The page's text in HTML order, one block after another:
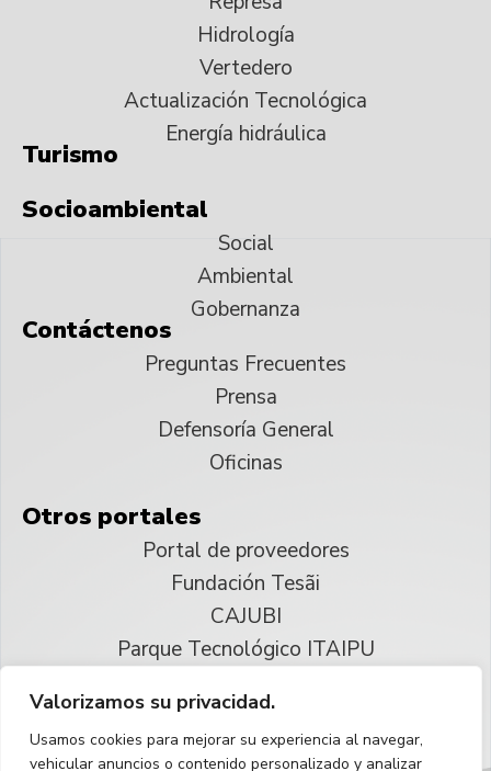
Valorizamos su privacidad.
Usamos cookies para mejorar su experiencia al navegar,
vehicular anuncios o contenido personalizado y analizar
Hidrología
Vertedero
Actualización Tecnológica
Energía hidráulica
Turismo
Socioambiental
Social
Ambiental
Gobernanza
Contáctenos
Preguntas Frecuentes
Prensa
Defensoría General
Oficinas
Otros portales
Portal de proveedores
Fundación Tesãi
CAJUBI
Parque Tecnológico ITAIPU
Reservados todos los derechos